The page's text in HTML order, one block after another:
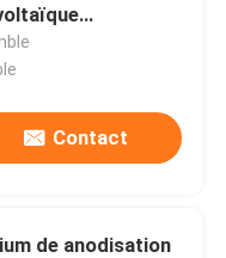
système
Contact
de anodisation